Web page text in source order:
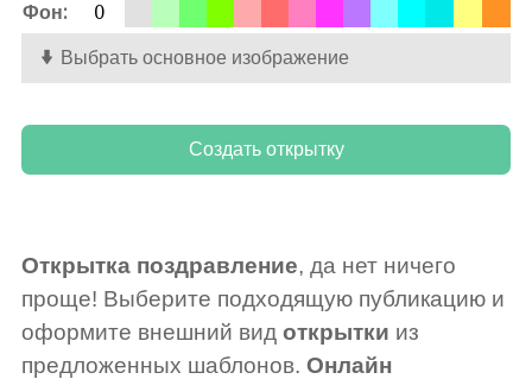
Фон:
0
Выбрать основное изображение
Открытка поздравление, да нет ничего
проще! Выберите подходящую публикацию и
оформите внешний вид открытки из
предложенных шаблонов. Онлайн